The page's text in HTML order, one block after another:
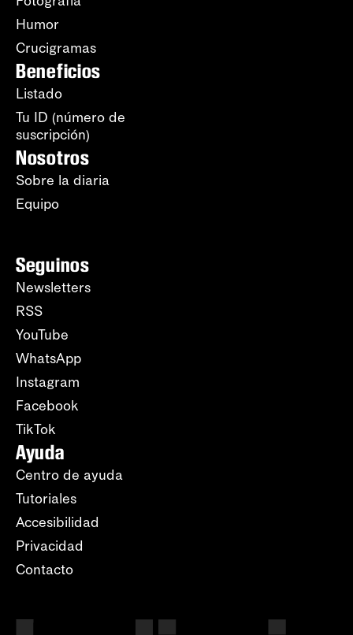
Humor
Crucigramas
Beneficios
Listado
Tu ID (número de
suscripción)
Nosotros
Sobre la diaria
Equipo
Seguinos
Newsletters
RSS
YouTube
WhatsApp
Instagram
Facebook
TikTok
Ayuda
Centro de ayuda
Tutoriales
Accesibilidad
Privacidad
Contacto